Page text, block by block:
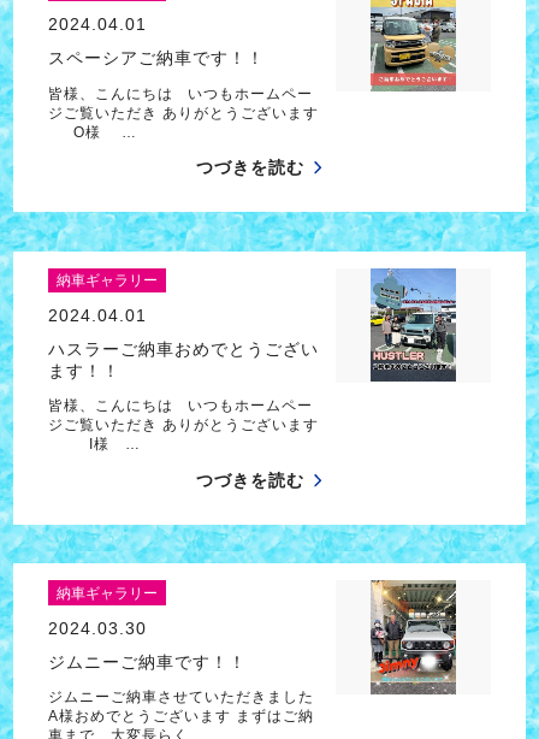
2024.04.01
スペーシアご納車です！！
皆様、こんにちは いつもホームペー
ジご覧いただき ありがとうございます
O様 …
つづきを読む
納車ギャラリー
2024.04.01
ハスラーご納車おめでとうござい
ます！！
皆様、こんにちは いつもホームペー
ジご覧いただき ありがとうございます
I様 …
つづきを読む
納車ギャラリー
2024.03.30
ジムニーご納車です！！
ジムニーご納車させていただきました
A様おめでとうございます まずはご納